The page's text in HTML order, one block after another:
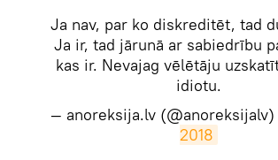
Ja nav, par ko diskreditēt, tad
Ja ir, tad jārunā ar sabiedrību
kas ir. Nevajag vēlētāju
idiotu.
— anoreksija.lv (@anoreksijalv)
2018